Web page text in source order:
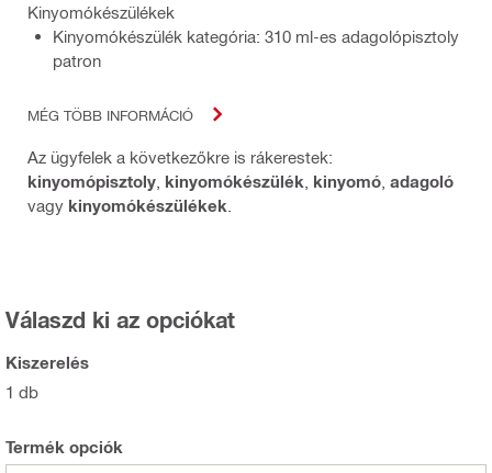
Kinyomókészülékek
Kinyomókészülék kategória: 310 ml-es adagolópisztoly
patron
MÉG TÖBB INFORMÁCIÓ
Az ügyfelek a következőkre is rákerestek:
kinyomópisztoly kinyomókészülék kinyomó adagoló
vagy kinyomókészülékek
Válaszd ki az opciókat
Kiszerelés
1 db
Termék opciók